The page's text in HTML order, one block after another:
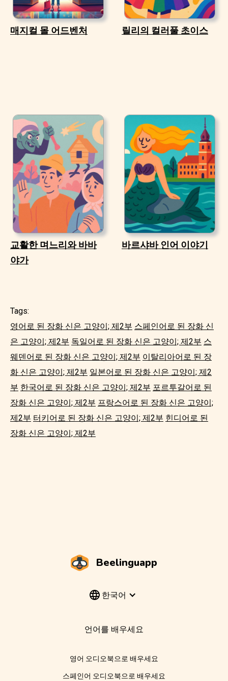
매지컬 몰 어드벤처 릴리의 컬러풀 초이스
교활한 며느리와 바바
야가
바르샤바 인어 이야기
Tags:
영어로 된 장화 신은 고양이; 제2부 스페인어로 된 장화 신
은 고양이; 제2부 독일어로 된 장화 신은 고양이; 제2부 스
웨덴어로 된 장화 신은 고양이; 제2부 이탈리아어로 된 장
화 신은 고양이; 제2부 일본어로 된 장화 신은 고양이; 제2
부 한국어로 된 장화 신은 고양이; 제2부 포르투갈어로 된
장화 신은 고양이; 제2부 프랑스어로 된 장화 신은 고양이;
제2부 터키어로 된 장화 신은 고양이; 제2부 힌디어로 된
장화 신은 고양이; 제2부
Beelinguapp
한국어
언어를 배우세요
영어 오디오북으로 배우세요
스페인어 오디오북으로 배우세요